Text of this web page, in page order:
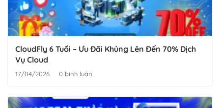
CloudFly 6 Tuổi – Ưu Đãi Khủng Lên Đến 70% Dịch
Vụ Cloud
17/04/2026 0 bình luận